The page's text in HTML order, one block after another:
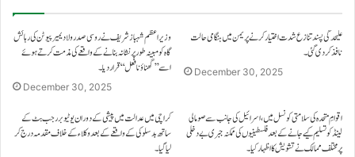
وزیراعظم شہباز شریف نے روسی صدر ولادیمیر پیوٹن کی رہائش
گاہ کو مبینہ طور پر نشانہ بنانے کے واقعے کی مذمت کرتے ہوئے
اسے ’’گھناؤنا فعل‘‘ قرار دیا۔
December 30, 2025
علیحدگی پسند تنازع شدت اختیار کرنے پر یمن میں ہنگامی حالت
نافذ کر دی گئی۔
December 30, 2025
کراچی میں عدالت میں پیشی کے دوران یوٹیوبر رجب بٹ کے
ساتھ بدسلوکی کے واقعے کے بعد وکلاء کے خلاف مقدمہ درج کر
لیا گیا۔
اقوامِ متحدہ کی سلامتی کونسل میں، اسرائیل کی جانب سے صومالی
لینڈ کو تسلیم کیے جانے کے بعد فلسطینیوں کی ممکنہ جبری بے دخلی
پر مختلف ممالک نے تشویش کا اظہار کیا۔